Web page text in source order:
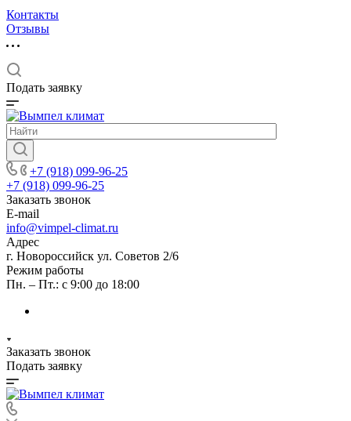
Контакты
Отзывы
Подать заявку
+7 (918) 099-96-25
+7 (918) 099-96-25
Заказать звонок
E-mail
info@vimpel-climat.ru
Адрес
г. Новороссийск ул. Советов 2/6
Режим работы
Пн. – Пт.: с 9:00 до 18:00
Заказать звонок
Подать заявку